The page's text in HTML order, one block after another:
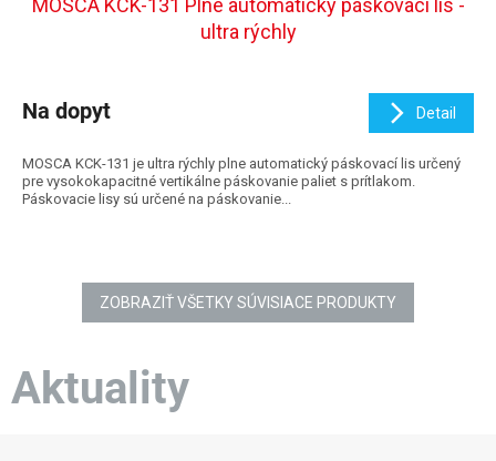
MOSCA KCK-131 Plne automatický páskovací lis -
ultra rýchly
Na dopyt Detail
MOSCA KCK-131 je ultra rýchly plne automatický páskovací lis určený
pre vysokokapacitné vertikálne páskovanie paliet s prítlakom.
Páskovacie lisy sú určené na páskovanie...
ZOBRAZIŤ VŠETKY SÚVISIACE PRODUKTY
Aktuality